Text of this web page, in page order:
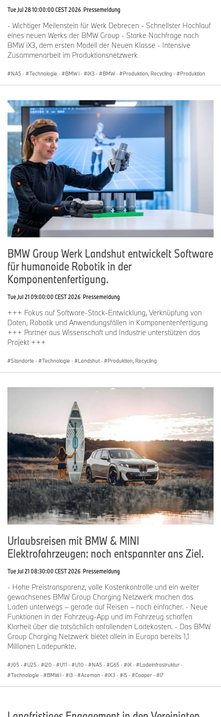
Tue Jul 28 10:00:00 CEST 2026 Pressemeldung
- Wichtiger Meilenstein für Werk Debrecen - Schnellster Hochlauf
eines neuen Werks der BMW Group - Starke Nachfrage nach
BMW iX3, dem ersten Modell der Neuen Klasse - Intensive
Zusammenarbeit im Produktionsnetzwerk
NA5 · Technologie · BMW i · iX3 · BMW · Produktion, Recycling · Produktion
BMW Group Werk Landshut entwickelt Software
für humanoide Robotik in der
Komponentenfertigung.
Tue Jul 21 09:00:00 CEST 2026 Pressemeldung
+++ Fokus auf Software-Stack-Entwicklung, Verknüpfung von
Daten, Robotik und Anwendungsfällen in Komponentenfertigung
+++ Partner aus Wissenschaft und Industrie unterstützen das
Projekt +++
Standorte · Technologie · Landshut · Produktion, Recycling
Urlaubsreisen mit BMW & MINI
Elektrofahrzeugen: noch entspannter ans Ziel.
Tue Jul 21 08:30:00 CEST 2026 Pressemeldung
- Hohe Preistransparenz, volle Kostenkontrolle und ein weiter
gewachsenes BMW Group Charging Netzwerk machen das
Laden unterwegs – gerade auf Reisen – noch einfacher. - Neue
Funktionen in der Fahrzeug-App und im Fahrzeug schaffen
Klarheit über die tatsächlich anfallenden Ladekosten. - Das BMW
Group Charging Netzwerk bietet allein in Europa bereits 1,1
Millionen Ladepunkte.
J05 · U25 · i20 · U11 · U10 · NA5 · G65 · iX · Ladeinfrastruktur ·
Technologie · BMW i · i3 · Aceman · iX3 · i5 · Cooper · i7